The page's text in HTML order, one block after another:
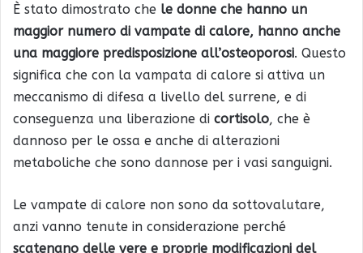
È stato dimostrato che le donne che hanno un
maggior numero di vampate di calore, hanno anche
una maggiore predisposizione all’osteoporosi. Questo
significa che con la vampata di calore si attiva un
meccanismo di difesa a livello del surrene, e di
conseguenza una liberazione di cortisolo, che è
dannoso per le ossa e anche di alterazioni
metaboliche che sono dannose per i vasi sanguigni.
Le vampate di calore non sono da sottovalutare,
anzi vanno tenute in considerazione perché
scatenano delle vere e proprie modificazioni del